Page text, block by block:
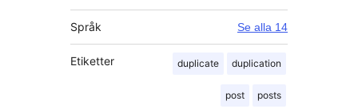
Språk Se alla 14
Etiketter duplicate duplication
post posts